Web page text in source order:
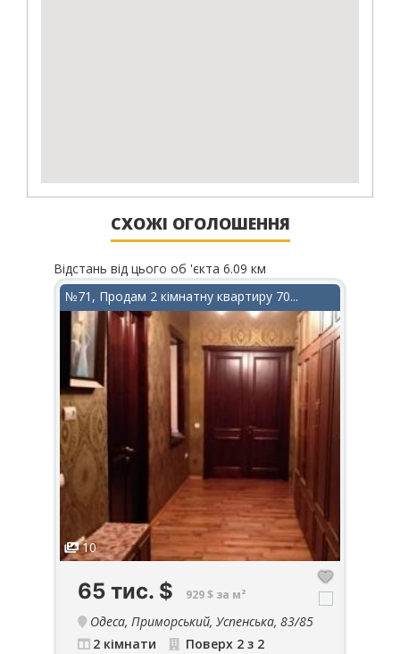
СХОЖІ ОГОЛОШЕННЯ
Відстань від цього об 'єкта 6.09 км
№71, Продам 2 кімнатну квартиру 70...
10
65 тис. $ 929 $ за м²
Одеса, Приморський, Успенська, 83/85
2 кімнати
Поверх 2 з 2